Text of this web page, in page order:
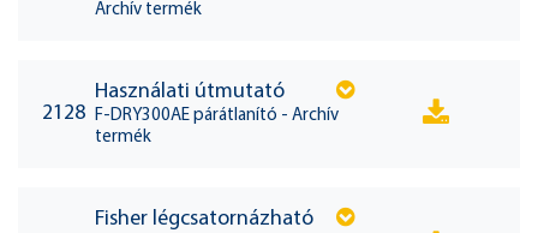
Archív termék
2128
Használati útmutató
F-DRY300AE párátlanító - Archív
termék
Fisher légcsatornázható